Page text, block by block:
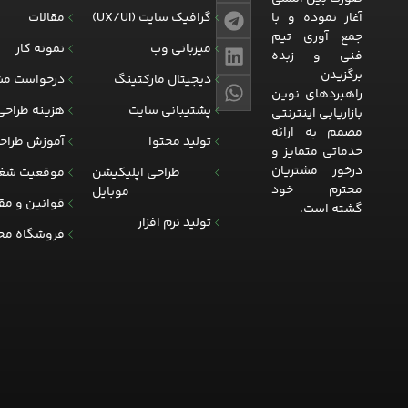
آغاز نموده و با
جمع آوری تیم
فنی و زبده
برگزیدن
راهبردهای نوین
بازاریابی اینترنتی
مصمم به ارائه
خدماتی متمایز و
درخور مشتریان
محترم خود
گشته است.
گرافیک سایت (UX/UI)
میزبانی وب
دیجیتال مارکتینگ
پشتیبانی سایت
تولید محتوا
طراحی اپلیکیشن
موبایل
تولید نرم افزار
مقالات
نمونه کار
درخواست
هزینه
آموزش
موقعیت
قوانین و
فروشگاه